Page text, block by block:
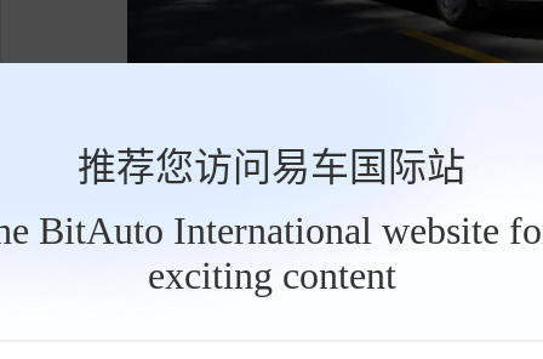
推荐您访问易车国际站
BitAuto International website
exciting content
三、换名字独立店，沙县小吃也能上米其林
牌子。渠道不混卖，高端商圈单独开店，服务
驱、电池、域控制器65%自研自造，LEAP3.5